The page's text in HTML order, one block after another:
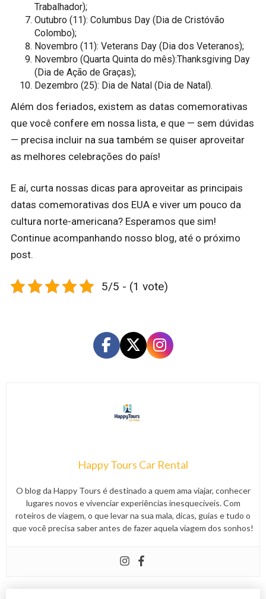
Trabalhador);
Outubro (11): Columbus Day (Dia de Cristóvão
Colombo);
Novembro (11): Veterans Day (Dia dos Veteranos);
Novembro (Quarta Quinta do mês):Thanksgiving Day
(Dia de Ação de Graças);
Dezembro (25): Dia de Natal (Dia de Natal).
Além dos feriados, existem as datas comemorativas
que você confere em nossa lista, e que — sem dúvidas
— precisa incluir na sua também se quiser aproveitar
as melhores celebrações do país!
E aí, curta nossas dicas para aproveitar as principais
datas comemorativas dos EUA e viver um pouco da
cultura norte-americana? Esperamos que sim!
Continue acompanhando nosso blog, até o próximo
post.
5/5 - (1 vote)
Happy Tours Car Rental
O blog da Happy Tours é destinado a quem ama viajar, conhecer
lugares novos e vivenciar experiências inesquecíveis. Com
roteiros de viagem, o que levar na sua mala, dicas, guias e tudo o
que você precisa saber antes de fazer aquela viagem dos sonhos!